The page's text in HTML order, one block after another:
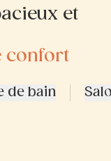
et
confort
de bain